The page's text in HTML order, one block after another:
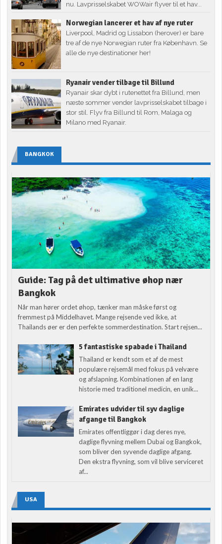
nu. Lavprisselskabet WOWair flyver til et hav...
Norwegian lancerer et hav af nye ruter
Liverpool, Madrid og Lissabon (herover) er bare
tre af de nye Norwegian ruter fra København. Se
alle de nye destinationer her!
Ryanair vender tilbage til Billund
Ryanair skar dybt i rutenettet fra Billund, men
næste sommer vender lavprisselskabet tilbage i
stor stil. Flyv fra Billund til Rom, Malaga og
Milano med Ryanair.
BANGKOK
Guide: Tag på det ultimative øhop nær
Bangkok
Når man hører ordet øhop, tænker man måske først og
fremmest på Middelhavet. Mange rejsende ved ikke, at
Thailands øer er den perfekte sommerdestination. Start rejsen...
5 fantastiske spabade i Thailand
Thailand er kendt som et af de mest
populære rejsemål med fokus på velvære
og afslapning. Kombinationen af en lang
historie med traditionel medicin, en unik...
Emirates udvider til syv daglige
afgange til Bangkok
Emirates offentliggør i dag deres nye,
daglige flyvning mellem Dubai og Bangkok,
som bliver den syvende daglige afgang.
Den ekstra flyvning, som vil blive serviceret
af...
USA